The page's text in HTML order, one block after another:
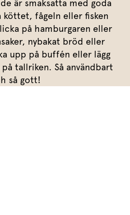
Marinad
Kryddsmör
Örtsalt & rub
Timjan
Oregano
Citronmeliss
Röd
Allt om sallat
Vårt sortiment
gör salladen
är smaksatta med goda
köttet, fågeln eller fisken
på hamburgaren eller
nybakat bröd eller
upp på buffén eller lägg
tallriken. Så användbart
så gott!